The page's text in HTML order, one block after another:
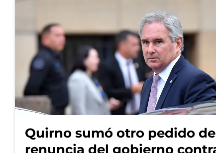
Quirno sumó otro pedido de
renuncia del gobierno